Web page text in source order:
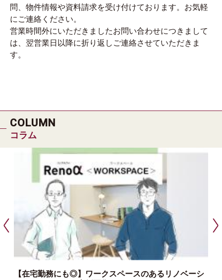
問、物件情報や資料請求を受け付けております。お気軽
にご連絡ください。
営業時間外にいただきましたお問い合わせにつきまして
は、翌営業日以降に折り返しご連絡させていただきま
す。
COLUMN
コラム
【在宅勤務にも◎】ワークスペースのあるリノベーシ